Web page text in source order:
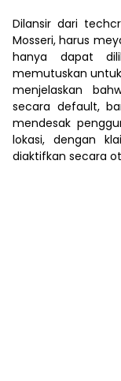
Dilansir dari
Mosseri, harus
hanya dapat
memutuskan
menjelaskan
secara default,
mendesak
lokasi, dengan
diaktifkan secara